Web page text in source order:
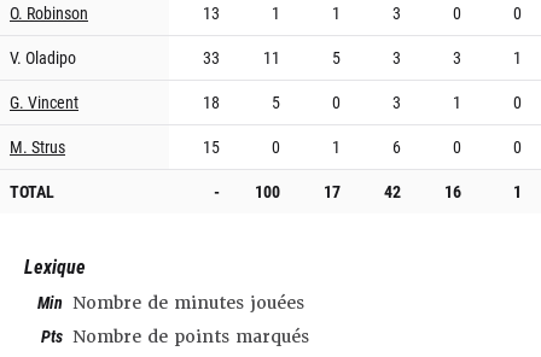
O. Robinson
13 1 1 3 0
0
V. Oladipo
33 11 5 3 3
1
G. Vincent
18 5 0 3 1
0
M. Strus
15 0 1 6 0
0
TOTAL
- 100 17 42 16 1
Lexique
Min Nombre de minutes jouées
Pts Nombre de points marqués